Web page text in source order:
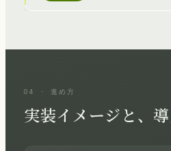
04 · 進め方
実装イメージと、導